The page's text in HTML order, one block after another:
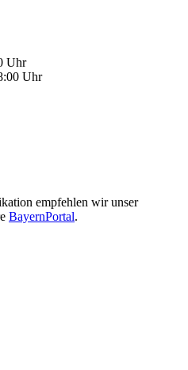
Uhr
Uhr
empfehlen wir unser
BayernPortal.